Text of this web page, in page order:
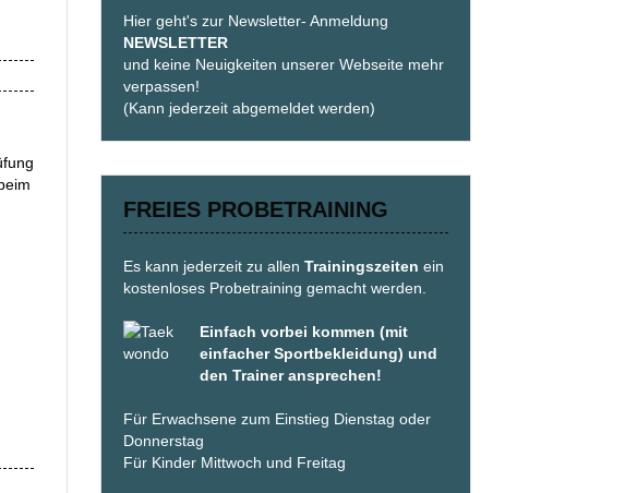
Hier geht's zur Newsletter- Anmeldung
NEWSLETTER
und keine Neuigkeiten unserer Webseite mehr
verpassen!
(Kann jederzeit abgemeldet werden)
FREIES PROBETRAINING
Es kann jederzeit zu allen Trainingszeiten ein
kostenloses Probetraining gemacht werden.
Einfach vorbei kommen (mit
einfacher Sportbekleidung) und
den Trainer ansprechen!
Für Erwachsene zum Einstieg Dienstag oder
Donnerstag
Für Kinder Mittwoch und Freitag